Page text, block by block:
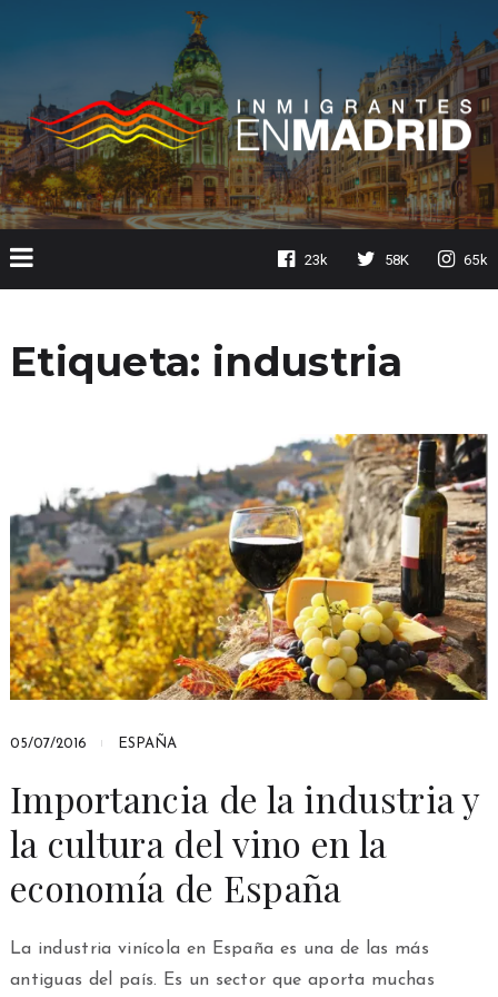
23k 58K 65k
Etiqueta: industria
05/07/2016 ESPAÑA
Importancia de la industria y
la cultura del vino en la
economía de España
La industria vinícola en España es una de las más
antiguas del país. Es un sector que aporta muchas